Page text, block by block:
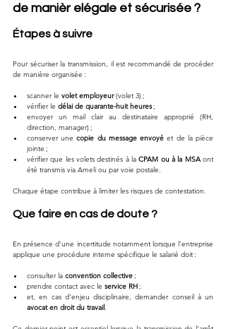
de manièr elégale et sécurisée ?
Étapes à suivre
Pour sécuriser la transmission, il est recommandé de procéder
de manière organisée :
scanner le volet employeur (volet 3) ;
vérifier le délai de quarante-huit heures ;
envoyer un mail clair au destinataire approprié (RH,
direction, manager) ;
conserver une copie du message envoyé et de la pièce
jointe ;
vérifier que les volets destinés à la CPAM ou à la MSA ont
été transmis via Ameli ou par voie postale.
Chaque étape contribue à limiter les risques de contestation.
Que faire en cas de doute ?
En présence d’une incertitude notamment lorsque l’entreprise
applique une procédure interne spécifique le salarié doit :
consulter la convention collective ;
prendre contact avec le service RH ;
avocat en droit du travail.